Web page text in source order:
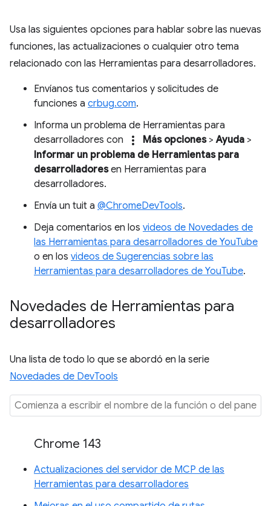
Usa las siguientes opciones para hablar sobre las nuevas
funciones, las actualizaciones o cualquier otro tema
relacionado con las Herramientas para desarrolladores.
Envíanos tus comentarios y solicitudes de
funciones a crbug.com.
Informa un problema de Herramientas para
desarrolladores con
more_vert Más opciones>Ayuda >
Informar un problema de Herramientas para
desarrolladoresen Herramientas para
desarrolladores.
Envía un tuit a @ChromeDevTools.
Deja comentarios en los videos de Novedades de
las Herramientas para desarrolladores de YouTube
o en los videos de Sugerencias sobre las
Herramientas para desarrolladores de YouTube.
Novedades de Herramientas para
desarrolladores
Una lista de todo lo que se abordó en la serie
Novedades de DevTools
Chrome 143
Actualizaciones del servidor de MCP de las
Herramientas para desarrolladores